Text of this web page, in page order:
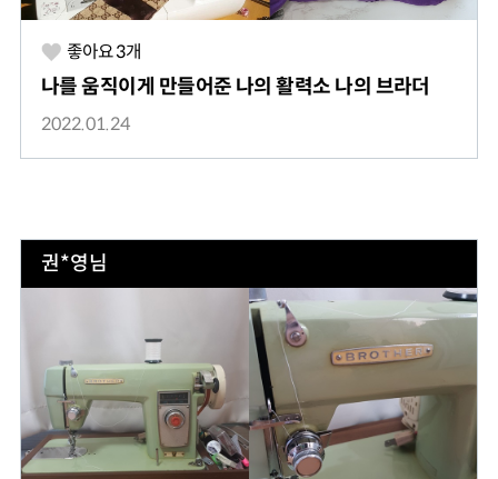
좋아요3개
나를 움직이게 만들어준 나의 활력소 나의 브라더
2022.01.24
권*영님